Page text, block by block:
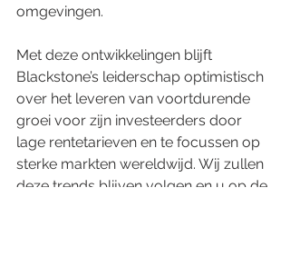
omgevingen.
Met deze ontwikkelingen blijft
Blackstone’s leiderschap optimistisch
over het leveren van voortdurende
groei voor zijn investeerders door
lage rentetarieven en te focussen op
sterke markten wereldwijd. Wij zullen
deze trends blijven volgen en u op de